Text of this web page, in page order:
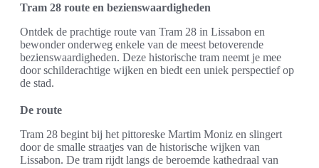
Tram 28 route en bezienswaardigheden
Ontdek de prachtige route van Tram 28 in Lissabon en
bewonder onderweg enkele van de meest betoverende
bezienswaardigheden. Deze historische tram neemt je mee
door schilderachtige wijken en biedt een uniek perspectief op
de stad.
De route
Tram 28 begint bij het pittoreske Martim Moniz en slingert
door de smalle straatjes van de historische wijken van
Lissabon. De tram rijdt langs de beroemde kathedraal van